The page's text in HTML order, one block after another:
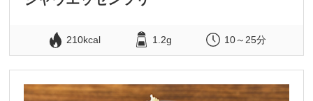
210kcal 1.2g 10～25分